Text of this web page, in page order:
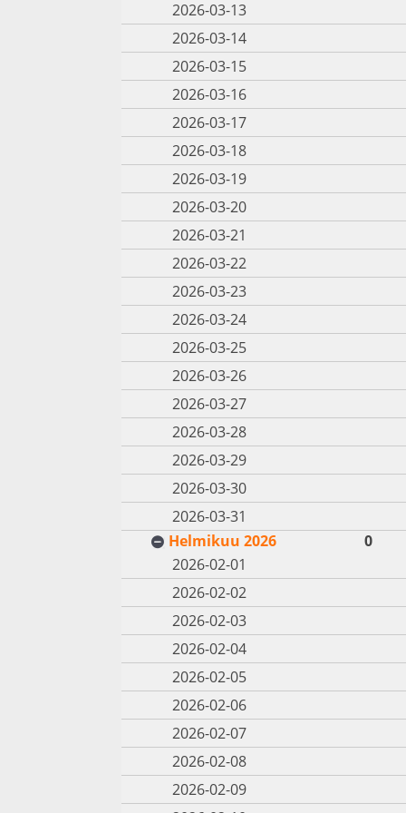
2026-03-13
2026-03-14
2026-03-15
2026-03-16
2026-03-17
2026-03-18
2026-03-19
2026-03-20
2026-03-21
2026-03-22
2026-03-23
2026-03-24
2026-03-25
2026-03-26
2026-03-27
2026-03-28
2026-03-29
2026-03-30
2026-03-31
Helmikuu 2026
0
2026-02-01
2026-02-02
2026-02-03
2026-02-04
2026-02-05
2026-02-06
2026-02-07
2026-02-08
2026-02-09